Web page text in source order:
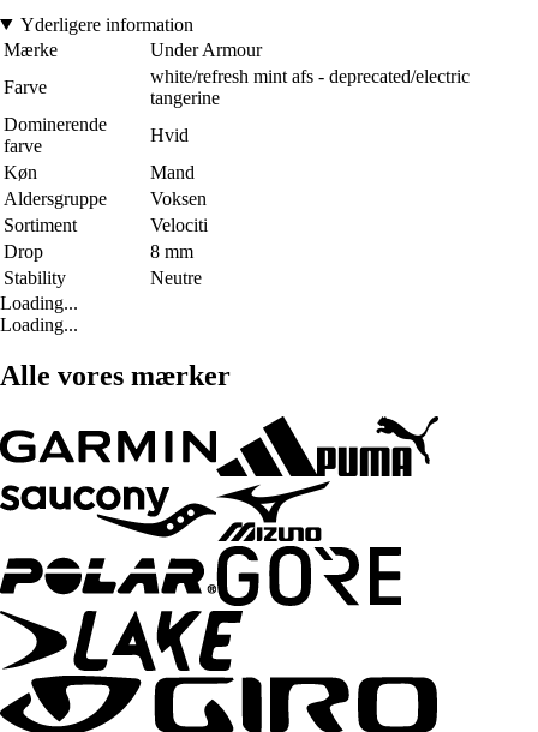
Yderligere information
Mærke
Under Armour
Farve
white/refresh mint afs - deprecated/electric
tangerine
Dominerende
farve
Hvid
Køn
Mand
Aldersgruppe
Voksen
Sortiment
Velociti
Drop
8 mm
Stability
Neutre
Loading...
Loading...
Alle vores mærker